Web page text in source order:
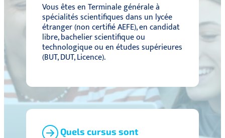
Vous êtes en Terminale générale à
spécialités scientifiques dans un lycée
étranger (non certifié AEFE), en candidat
libre, bachelier scientifique ou
technologique ou en études supérieures
(BUT, DUT, Licence).
Quels cursus sont